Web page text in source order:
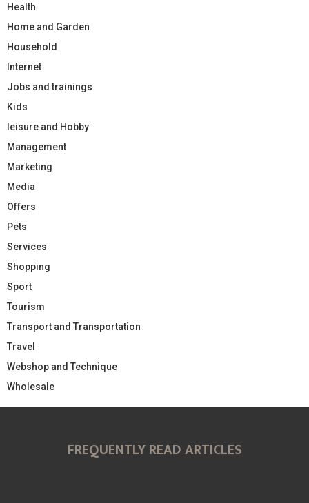
Health
Home and Garden
Household
Internet
Jobs and trainings
Kids
leisure and Hobby
Management
Marketing
Media
Offers
Pets
Services
Shopping
Sport
Tourism
Transport and Transportation
Travel
Webshop and Technique
Wholesale
FREQUENTLY READ ARTICLES